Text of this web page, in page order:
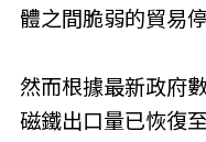
體之間脆弱的貿易停
然而根據最新政府
磁鐵出口量已恢復